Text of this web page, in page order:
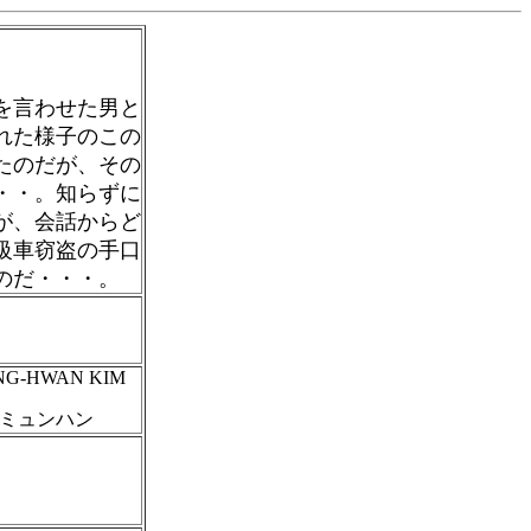
言わせた男と
た様子のこの
のだが、その
・。知らずに
、会話からど
車窃盗の手口
・・・。
HWAN KIM
ュンハン